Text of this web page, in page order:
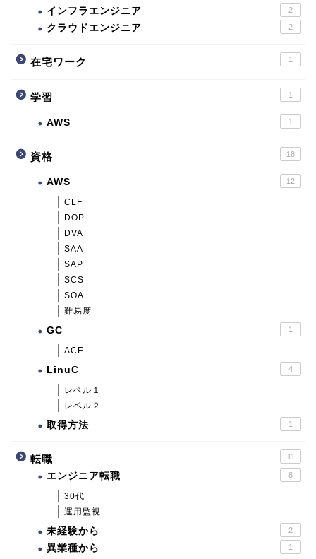
インフラエンジニア 2
クラウドエンジニア 2
在宅ワーク 1
学習 1
AWS 1
資格 18
AWS 12
CLF
DOP
DVA
SAA
SAP
SCS
SOA
難易度
GC 1
ACE
LinuC 4
レベル１
レベル２
取得方法 1
転職 11
エンジニア転職 8
30代
運用監視
未経験から 2
異業種から 1